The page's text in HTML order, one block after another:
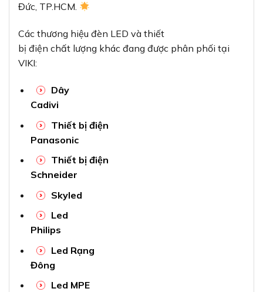
Đức, TP.HCM.
Các thương hiệu đèn LED và thiết
bị điện chất lượng khác đang được phân phối tại
VIKI:
Dây
Cadivi
Thiết bị điện
Panasonic
Thiết bị điện
Schneider
Skyled
Led
Philips
Led Rạng
Đông
Led MPE